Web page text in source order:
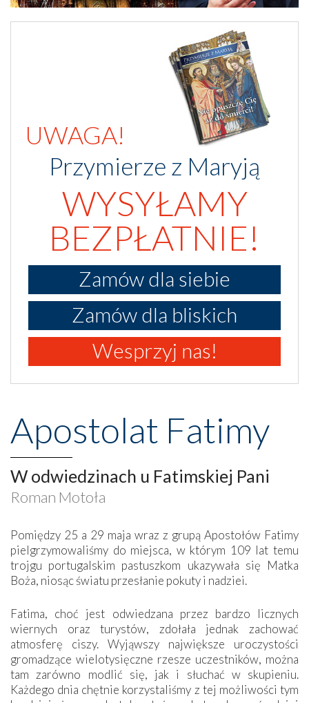
UWAGA!
Przymierze z Maryją
WYSYŁAMY
BEZPŁATNIE!
Zamów dla siebie
Zamów dla bliskich
Wesprzyj nas!
Apostolat Fatimy
W odwiedzinach u Fatimskiej Pani
Roman Motoła
Pomiędzy 25 a 29 maja wraz z grupą Apostołów Fatimy
pielgrzymowaliśmy do miejsca, w którym 109 lat temu
trojgu portugalskim pastuszkom ukazywała się Matka
Boża, niosąc światu przesłanie pokuty i nadziei.
Fatima, choć jest odwiedzana przez bardzo licznych
wiernych oraz turystów, zdołała jednak zachować
atmosferę ciszy. Wyjąwszy największe uroczystości
gromadzące wielotysięczne rzesze uczestników, można
tam zarówno modlić się, jak i słuchać w skupieniu.
Każdego dnia chętnie korzystaliśmy z tej możliwości tym